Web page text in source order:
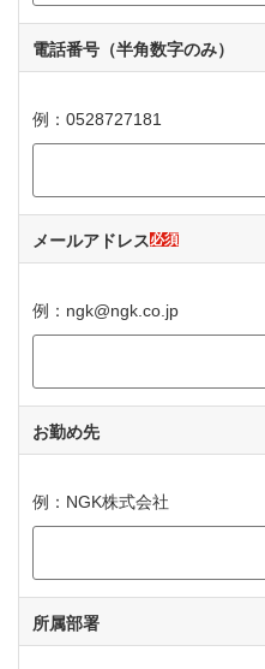
電話番号 （半角数字のみ）
例：0528727181
メールアドレス必須
例：ngk@ngk.co.jp
お勤め先
例：NGK株式会社
所属部署